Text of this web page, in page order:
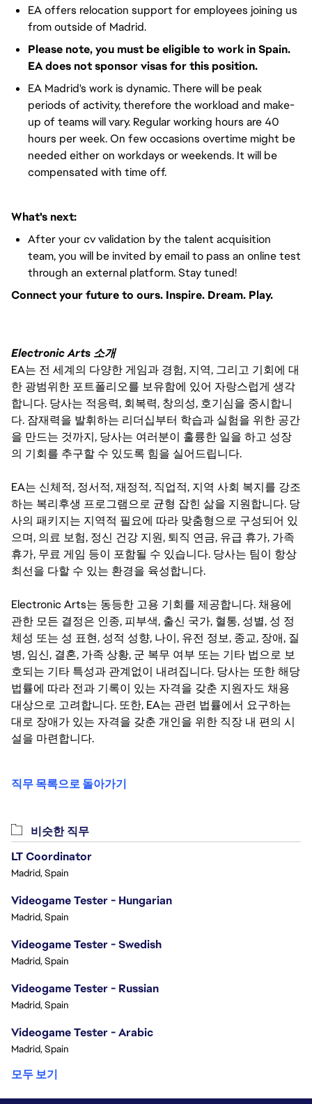
EA offers relocation support for employees joining us
from outside of Madrid.
Please note, you must be eligible to work in Spain.
EA does not sponsor visas for this position.
EA Madrid's work is dynamic. There will be peak
periods of activity, therefore the workload and make-
up of teams will vary. Regular working hours are 40
hours per week. On few occasions overtime might be
needed either on workdays or weekends. It will be
compensated with time off.
What's next:
After your cv validation by the talent acquisition
team, you will be invited by email to pass an online test
through an external platform. Stay tuned!
Connect your future to ours. Inspire. Dream. Play.
Electronic Arts 소개
EA는 전 세계의 다양한 게임과 경험, 지역, 그리고 기회에 대
한 광범위한 포트폴리오를 보유함에 있어 자랑스럽게 생각
합니다. 당사는 적응력, 회복력, 창의성, 호기심을 중시합니
다. 잠재력을 발휘하는 리더십부터 학습과 실험을 위한 공간
을 만드는 것까지, 당사는 여러분이 훌륭한 일을 하고 성장
의 기회를 추구할 수 있도록 힘을 실어드립니다.
EA는 신체적, 정서적, 재정적, 직업적, 지역 사회 복지를 강조
하는 복리후생 프로그램으로 균형 잡힌 삶을 지원합니다. 당
사의 패키지는 지역적 필요에 따라 맞춤형으로 구성되어 있
으며, 의료 보험, 정신 건강 지원, 퇴직 연금, 유급 휴가, 가족
휴가, 무료 게임 등이 포함될 수 있습니다. 당사는 팀이 항상
최선을 다할 수 있는 환경을 육성합니다.
Electronic Arts는 동등한 고용 기회를 제공합니다. 채용에
관한 모든 결정은 인종, 피부색, 출신 국가, 혈통, 성별, 성 정
체성 또는 성 표현, 성적 성향, 나이, 유전 정보, 종교, 장애, 질
병, 임신, 결혼, 가족 상황, 군 복무 여부 또는 기타 법으로 보
호되는 기타 특성과 관계없이 내려집니다. 당사는 또한 해당
법률에 따라 전과 기록이 있는 자격을 갖춘 지원자도 채용
대상으로 고려합니다. 또한, EA는 관련 법률에서 요구하는
대로 장애가 있는 자격을 갖춘 개인을 위한 직장 내 편의 시
설을 마련합니다.
직무 목록으로 돌아가기
비슷한 직무
LT Coordinator
Madrid, Spain
Videogame Tester - Hungarian
Madrid, Spain
Videogame Tester - Swedish
Madrid, Spain
Videogame Tester - Russian
Madrid, Spain
Videogame Tester - Arabic
Madrid, Spain
모두 보기